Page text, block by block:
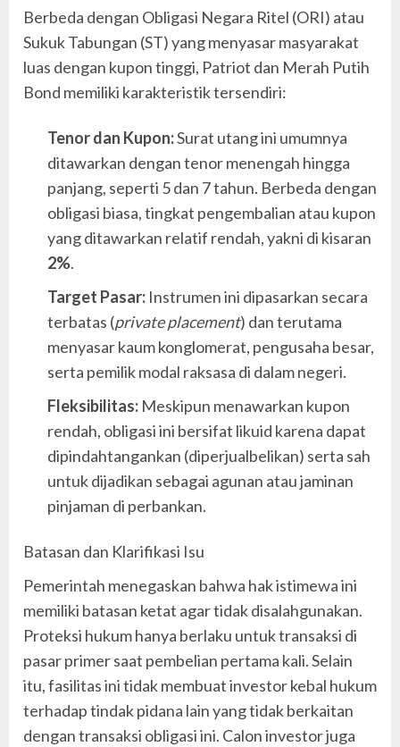
Berbeda dengan Obligasi Negara Ritel (ORI) atau
Sukuk Tabungan (ST) yang menyasar masyarakat
luas dengan kupon tinggi, Patriot dan Merah Putih
Bond memiliki karakteristik tersendiri:
Tenor dan Kupon:Surat utang ini umumnya
ditawarkan dengan tenor menengah hingga
panjang, seperti 5 dan 7 tahun. Berbeda dengan
obligasi biasa, tingkat pengembalian atau kupon
yang ditawarkan relatif rendah, yakni di kisaran
2%.
Target Pasar: Instrumen ini dipasarkan secara
terbatas (private placement) dan terutama
menyasar kaum konglomerat, pengusaha besar,
serta pemilik modal raksasa di dalam negeri.
Fleksibilitas: Meskipun menawarkan kupon
rendah, obligasi ini bersifat likuid karena dapat
dipindahtangankan (diperjualbelikan) serta sah
untuk dijadikan sebagai agunan atau jaminan
pinjaman di perbankan.
Batasan dan Klarifikasi Isu
Pemerintah menegaskan bahwa hak istimewa ini
memiliki batasan ketat agar tidak disalahgunakan.
Proteksi hukum hanya berlaku untuk transaksi di
pasar primer saat pembelian pertama kali. Selain
itu, fasilitas ini tidak membuat investor kebal hukum
terhadap tindak pidana lain yang tidak berkaitan
dengan transaksi obligasi ini. Calon investor juga